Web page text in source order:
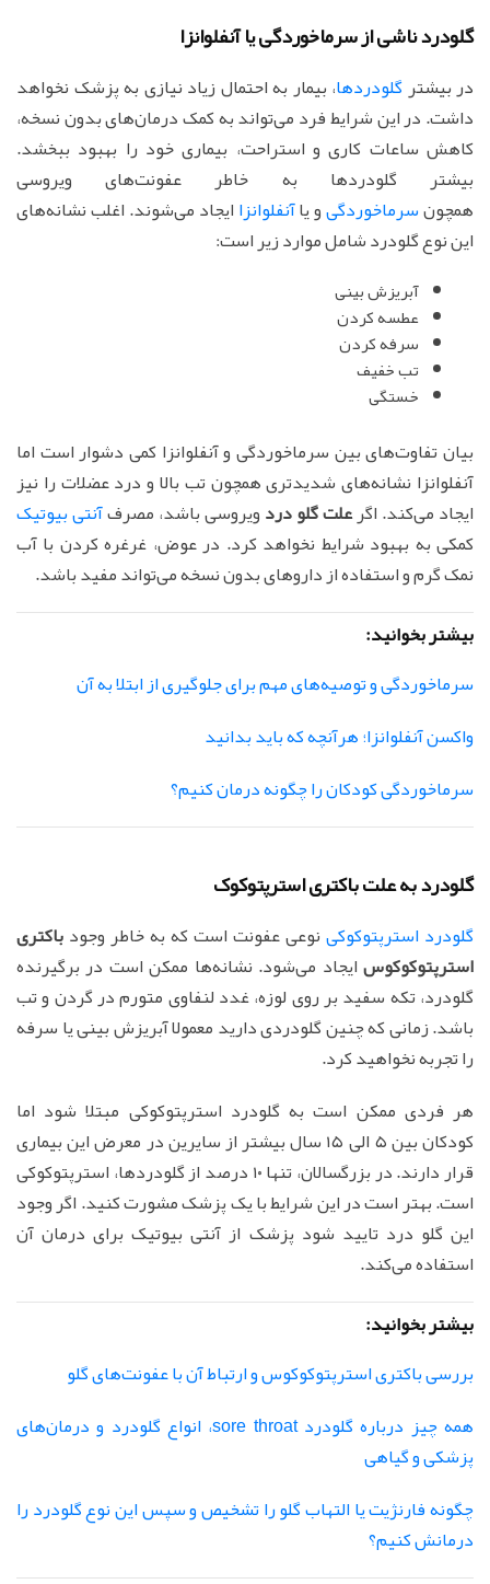
گلودرد ناشی از سرماخوردگی یا آنفلوانزا
در بیشترگلودردها، بیمار به احتمال زیاد نیازی به پزشک نخواهد
داشت. در این شرایط فرد می‌تواند به کمک درمان‌های بدون نسخه،
کاهش ساعات کاری و استراحت، بیماری خود را بهبود ببخشد.
بیشتر گلودردها به خاطر عفونت‌های ویروسی
همچونسرماخوردگیو یاآنفلوانزاایجاد می‌شوند. اغلب نشانه‌های
این نوع گلودرد شامل موارد زیر است:
آبریزش بینی
عطسه کردن
سرفه کردن
تب خفیف
خستگی
بیان تفاوت‌های بین سرماخوردگی و آنفلوانزا کمی دشوار است اما
آنفلوانزا نشانه‌های شدیدتری همچون تب بالا و درد عضلات را نیز
ایجاد می‌کند. اگرعلت گلو دردویروسی باشد، مصرفآنتی بیوتیک
کمکی به بهبود شرایط نخواهد کرد. در عوض، غرغره کردن با آب
نمک گرم و استفاده از داروهای بدون نسخه می‌تواند مفید باشد.
بیشتر بخوانید:
سرماخوردگی و توصیه‌های مهم برای جلوگیری از ابتلا به آن
واکسن آنفلوانزا؛ هرآنچه که باید بدانید
سرماخوردگی کودکان را چگونه درمان کنیم؟
گلودرد به علت باکتری استرپتوکوک
گلودرد استرپتوکوکینوعی عفونت است که به خاطر وجودباکتری
استرپتوکوکوسایجاد می‌شود. نشانه‌ها ممکن است در برگیرنده
گلودرد، تکه سفید بر روی لوزه، غدد لنفاوی متورم در گردن و تب
باشد. زمانی که چنین گلودردی دارید معمولا آبریزش بینی یا سرفه
را تجربه نخواهید کرد.
هر فردی ممکن است به گلودرد استرپتوکوکی مبتلا شود اما
کودکان بین ۵ الی ۱۵ سال بیشتر از سایرین در معرض این بیماری
قرار دارند. در بزرگسالان، تنها ۱۰ درصد از گلودردها، استرپتوکوکی
است. بهتر است در این شرایط با یک پزشک مشورت کنید. اگر وجود
این گلو درد تایید شود پزشک از آنتی بیوتیک برای درمان آن
استفاده می‌کند.
بیشتر بخوانید:
بررسی باکتری استرپتوکوکوس و ارتباط آن با عفونت‌های گلو
همه چیز درباره گلودرد sore throat، انواع گلودرد و درمان‌های
پزشکی و گیاهی
چگونه فارنژیت یا التهاب گلو را تشخیص و سپس این نوع گلودرد را
درمانش کنیم؟